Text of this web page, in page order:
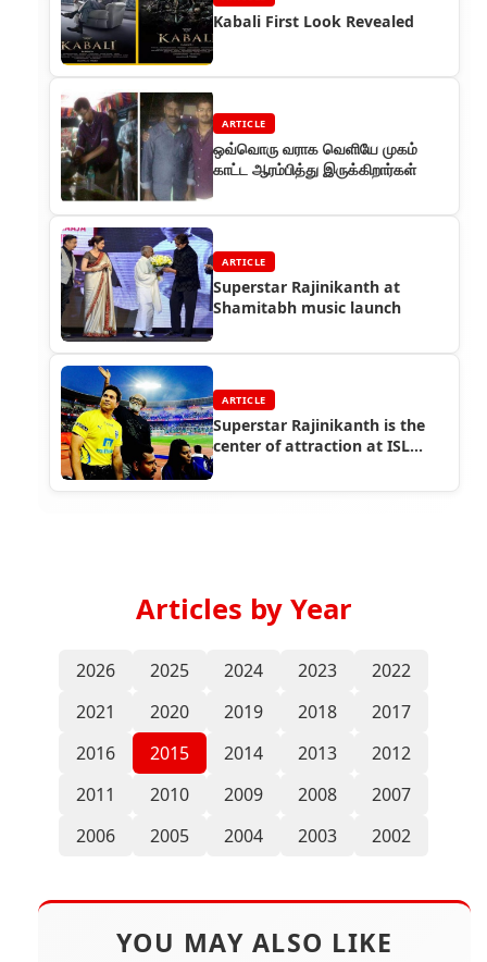
Kabali First Look Revealed
ARTICLE
ஒவ்வொரு வராக வெளியே முகம்
காட்ட ஆரம்பித்து இருக்கிறார்கள்
ARTICLE
Superstar Rajinikanth at
Shamitabh music launch
ARTICLE
Superstar Rajinikanth is the
center of attraction at ISL
Articles by Year
2026 2025 2024 2023
2022
2021
2020 2019 2018
2017
2016
2015 2014 2013
2012
2011
2010 2009 2008
2007
2006
2005 2004 2003 2002
YOU MAY ALSO LIKE